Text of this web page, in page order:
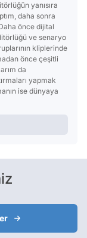
yanısıra
daha sonra
önce dijital
ve senaryo
kliplerinde
önce çeşitli
da
yapmak
ise dünyaya